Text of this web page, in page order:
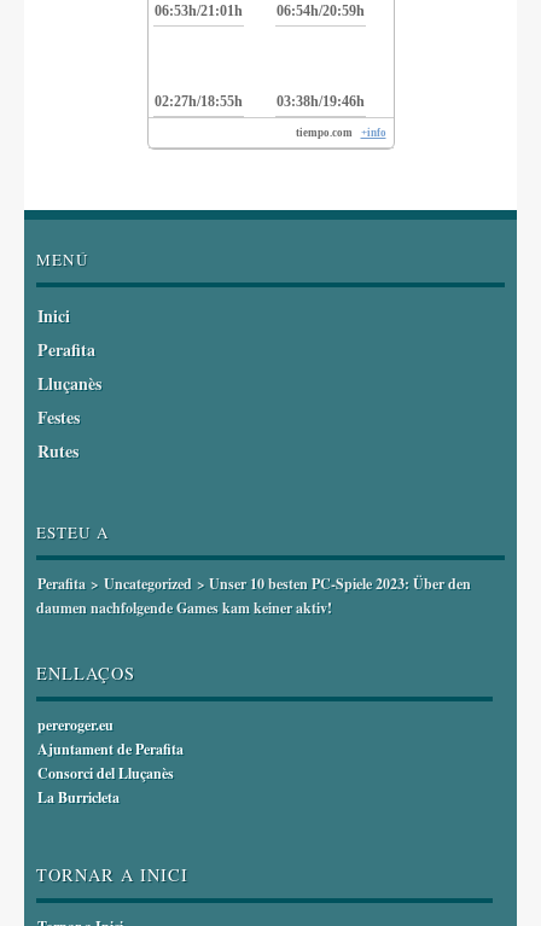
06:53h/21:01h
02:27h/18:55h
06:54h/20:59h
03:38h/19:46h
tiempo.com +info
MENÚ
Inici
Perafita
Lluçanès
Festes
Rutes
ESTEU A
Perafita > Uncategorized > Unser 10 besten PC-Spiele 2023: Über den
daumen nachfolgende Games kam keiner aktiv!
ENLLAÇOS
pereroger.eu
Ajuntament de Perafita
Consorci del Lluçanès
La Burricleta
TORNAR A INICI